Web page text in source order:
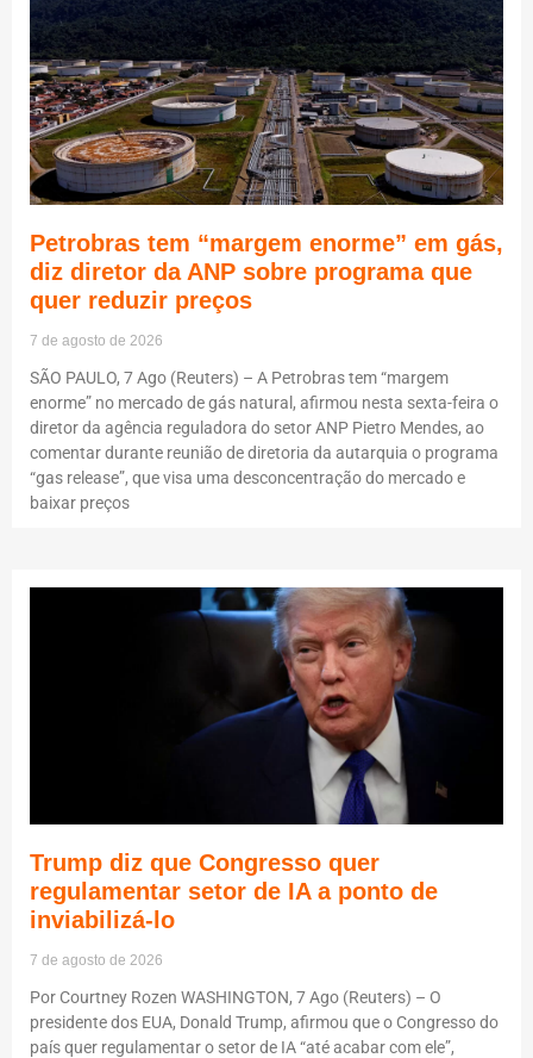
Petrobras tem “margem enorme” em gás,
diz diretor da ANP sobre programa que
quer reduzir preços
7 de agosto de 2026
SÃO PAULO, 7 Ago (Reuters) – A Petrobras tem “margem
enorme” no mercado de gás natural, afirmou nesta sexta-feira o
diretor da agência reguladora do setor ANP Pietro Mendes, ao
comentar durante reunião de diretoria da autarquia o programa
“gas release”, que visa uma desconcentração do mercado e
baixar preços
Trump diz que Congresso quer
regulamentar setor de IA a ponto de
inviabilizá-lo
7 de agosto de 2026
Por Courtney Rozen WASHINGTON, 7 Ago (Reuters) – O
presidente dos EUA, Donald Trump, afirmou que o Congresso do
país quer regulamentar o setor de IA “até acabar com ele”,